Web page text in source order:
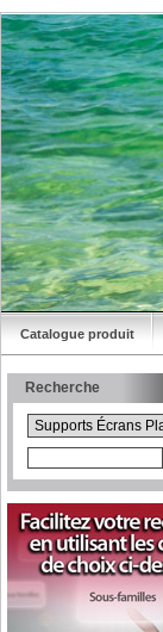
Catalogue produit
Recherche